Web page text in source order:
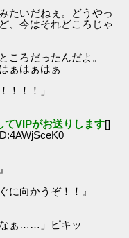
たいだねぇ。どうやっ
、今はそれどころじゃ
ころだったんだよ。
ぁはぁはぁ
！！」
てVIPがお送りします[]
に向かうぞ！！』
なぁ……」ピキッ